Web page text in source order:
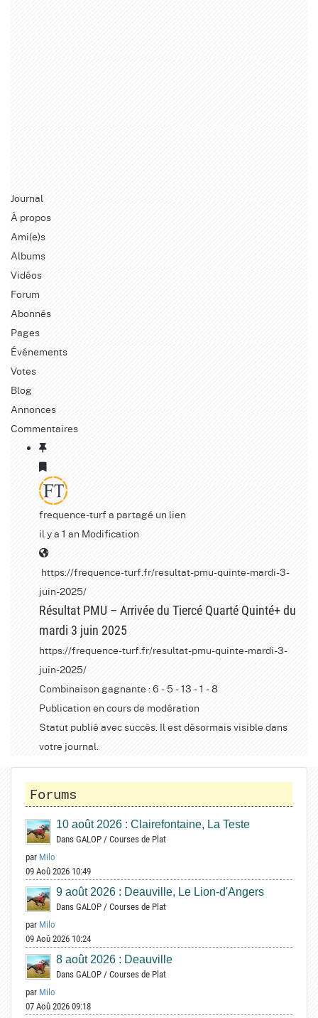
Journal
À propos
Ami(e)s
Albums
Vidéos
Forum
Abonnés
Pages
Événements
Votes
Blog
Annonces
Commentaires
frequence-turf a partagé un lien
il y a 1 an Modification
https://frequence-turf.fr/resultat-pmu-quinte-mardi-3-
juin-2025/
Résultat PMU – Arrivée du Tiercé Quarté Quinté+ du
mardi 3 juin 2025
https://frequence-turf.fr/resultat-pmu-quinte-mardi-3-
juin-2025/
Combinaison gagnante : 6 - 5 - 13 - 1 - 8
Publication en cours de modération
Statut publié avec succès. Il est désormais visible dans
votre journal.
Forums
10 août 2026 : Clairefontaine, La Teste
Dans GALOP / Courses de Plat
par Milo
09 Aoû 2026 10:49
9 août 2026 : Deauville, Le Lion-d'Angers
Dans GALOP / Courses de Plat
par Milo
09 Aoû 2026 10:24
8 août 2026 : Deauville
Dans GALOP / Courses de Plat
par Milo
07 Aoû 2026 09:18